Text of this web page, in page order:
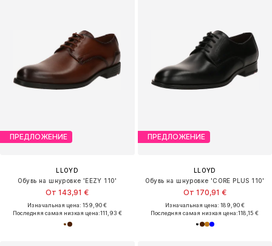
ПРЕДЛОЖЕНИЕ
LLOYD
Обувь на шнуровке 'EEZY 110'
От 143,91 €
Изначальная цена: 159,90 €
Последняя самая низкая цена:111,93 €
ПРЕДЛОЖЕНИЕ
LLOYD
Обувь на шнуровке 'CORE PLUS 110'
От 170,91 €
Изначальная цена: 189,90 €
Последняя самая низкая цена:118,15 €